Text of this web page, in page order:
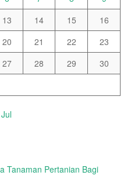
13 14 15
16
20 21 22
23
27 28 29
30
Tanaman Pertanian Bagi